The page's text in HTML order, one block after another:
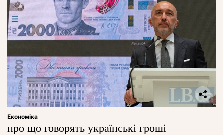
Економіка
про що говорять українські гроші